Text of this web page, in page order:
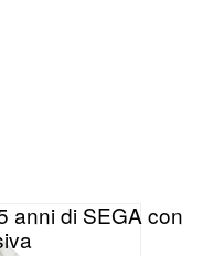
anni di SEGA con